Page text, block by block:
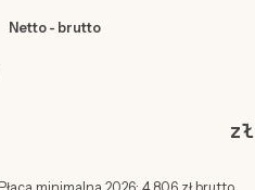
Netto - brutto
zł